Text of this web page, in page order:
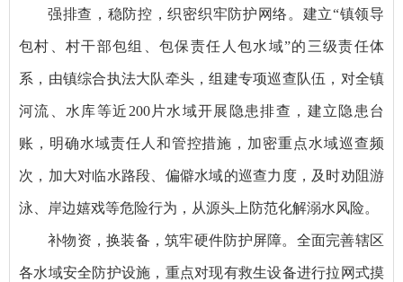
强排查，稳防控，织密织牢防护网络。建立“镇领导
包村、村干部包组、包保责任人包水域”的三级责任体
系，由镇综合执法大队牵头，组建专项巡查队伍，对全镇
河流、水库等近200片水域开展隐患排查，建立隐患台
账，明确水域责任人和管控措施，加密重点水域巡查频
次，加大对临水路段、偏僻水域的巡查力度，及时劝阻游
泳、岸边嬉戏等危险行为，从源头上防范化解溺水风险。
补物资，换装备，筑牢硬件防护屏障。全面完善辖区
各水域安全防护设施，重点对现有救生设备进行拉网式摸